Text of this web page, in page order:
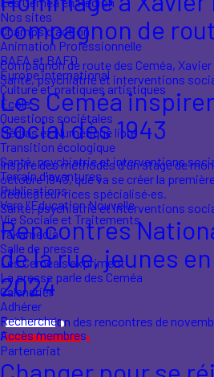
Nos sites
Champs d'action
Animation Professionnelle
BAFA et BAFD
Europe international
Culture et pratiques artistiques
École
Questions sociétales
Médias et Numérique libre
Transition écologique
Santé, psychiatrie et interventions
Terrain d'aventures
Publications
Vers l'Éducation Nouvelle
Vie Sociale et Traitements
Yakamedia
Salle de presse
Les Ceméa s'expriment
La presse parle des Ceméa
Calendrier
Adhérer
Rechercher
Accès membres
compagnon de
Compagnon de route des Ceméa,
Santé, psychiatrie et interventions
Les Ceméa
social dès 1943
Inspiré des méthodes d'un stage de
octobre 1943, que va se créer la
d’éducateur·rices spécialisé·es.
Santé, psychiatrie et interventions
Rencontres
de la rue, jeunes
2024
Présentation des rencontres de
Ferrand.
Partenariat